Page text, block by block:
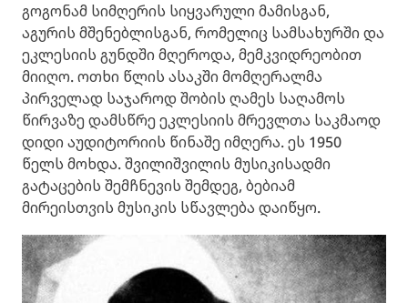
გოგონამ სიმღერის სიყვარული მამისგან,
აგურის მშენებლისგან, რომელიც სამსახურში და
ეკლესიის გუნდში მღეროდა, მემკვიდრეობით
მიიღო. ოთხი წლის ასაკში მომღერალმა
პირველად საჯაროდ შობის ღამეს საღამოს
წირვაზე დამსწრე ეკლესიის მრევლთა საკმაოდ
დიდი აუდიტორიის წინაშე იმღერა. ეს 1950
წელს მოხდა. შვილიშვილის მუსიკისადმი
გატაცების შემჩნევის შემდეგ, ბებიამ
მირეისთვის მუსიკის სწავლება დაიწყო.